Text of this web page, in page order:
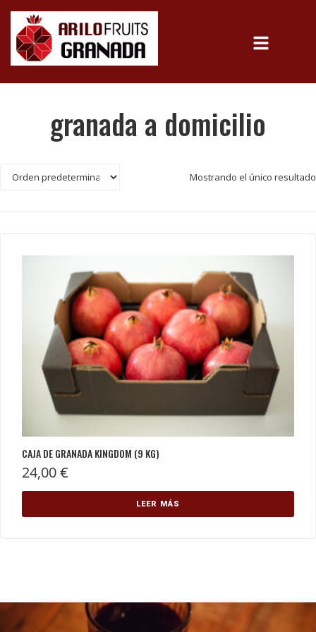
granada a domicilio
Mostrando el único resultado
CAJA DE GRANADA KINGDOM (9 KG)
24,00€
LEER MÁS